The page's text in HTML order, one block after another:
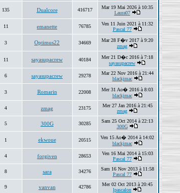
135 Dualcore 416717
Mar 19 Mai 2026 à 10:35
Laura07
11 emanette 76785
Ven 11 Juin 2021 à 11:32
Pascal 77
3 Optimus22 34669
Mar 28 F�v 2017 à 9:20
zmag
11 sayasupacrew 40184
Mer 21 D�c 2016 à 7:18
sayasupacrew
6 sayasupacrew 29278
Mar 22 Nov 2016 à 21:44
blackjmac
3 Romarin 22008
Mer 31 Ao� 2016 à 8:03
blackjmac
4 zmag 23175
Mer 27 Jan 2016 à 21:45
zmag
5 300G 30285
Sam 25 Oct 2014 à 22:13
300G
1 ekwoue 20515
Ven 15 Ao� 2014 à 14:02
blackjmac
4 forgiven 28653
Ven 16 Mai 2014 à 15:03
Pascal 77
8 sara 34276
Sam 16 Nov 2013 à 11:58
Pascal 77
9 vanvan 42786
Mer 02 Oct 2013 à 20:45
lpascalon